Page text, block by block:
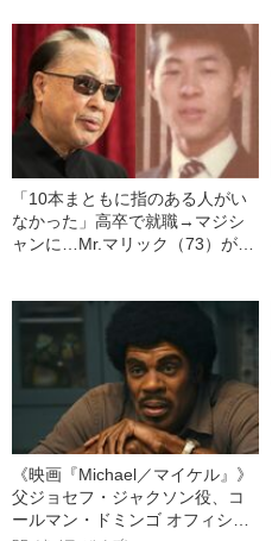
「10本まともに指のある人がい
なかった」高卒で就職→マジシ
ャンに…Mr.マリック（73）が受
《映画『Michael／マイケル』》
父ジョセフ・ジャクソン役、コ
ールマン・ドミンゴ オフィシャ